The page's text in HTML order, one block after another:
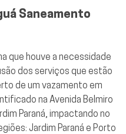
Saneamento
que houve a necessidade
dos serviços que estão
de um vazamento em
na Avenida Belmiro
Paraná, impactando no
Jardim Paraná e Porto